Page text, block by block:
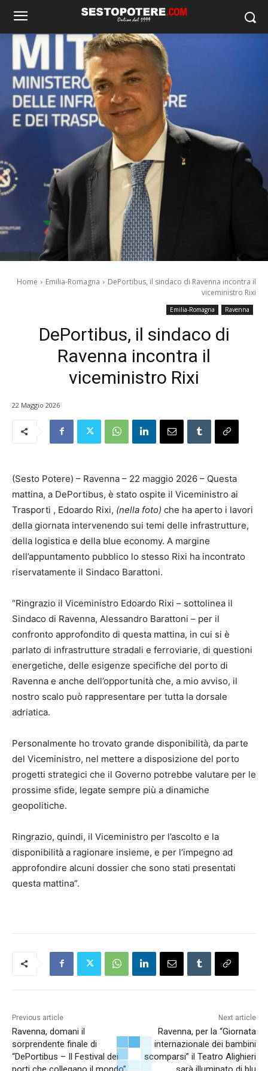
Home Emilia-Romagna
DePortibus, il sindaco di Ravenna incontra il
viceministro Rixi
Emilia-Romagna Ravenna
DePortibus, il sindaco di
Ravenna incontra il
viceministro Rixi
22 Maggio 2026
(Sesto Potere) – Ravenna – 22 maggio 2026 – Questa
mattina, a DePortibus, è stato ospite il Viceministro ai
Trasporti , Edoardo Rixi, (nella foto) che ha aperto i lavori
della giornata intervenendo sui temi delle infrastrutture,
della logistica e della blue economy. A margine
dell’appuntamento pubblico lo stesso Rixi ha incontrato
riservatamente il Sindaco Barattoni.
“Ringrazio il Viceministro Edoardo Rixi – sottolinea il
Sindaco di Ravenna, Alessandro Barattoni – per il
confronto approfondito di questa mattina, in cui si è
parlato di infrastrutture stradali e ferroviarie, di questioni
energetiche, delle esigenze specifiche del porto di
Ravenna e anche dell’opportunità che, a mio avviso, il
nostro scalo può rappresentare per tutta la dorsale
adriatica.
Personalmente ho trovato grande disponibilità, da parte
del Viceministro, nel mettere a disposizione del porto
progetti strategici che il Governo potrebbe valutare per le
prossime sfide, legate sempre più a dinamiche
geopolitiche.
Ringrazio, quindi, il Viceministro per l’ascolto e la
disponibilità a ragionare insieme, e per l’impegno ad
approfondire alcuni dossier che sono stati presentati
questa mattina”.
Previous article
Ravenna, domani il
sorprendente finale di
“DePortibus – Il Festival dei
Next article
Ravenna, per la “Giornata
internazionale dei bambini
scomparsi” il Teatro Alighieri